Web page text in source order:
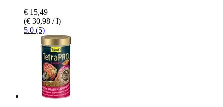
€ 15,49
(€ 30,98 / l)
5.0 (5)